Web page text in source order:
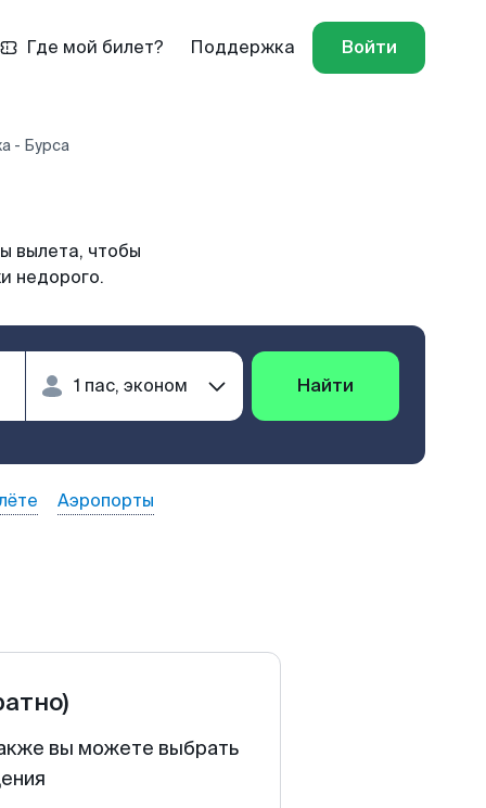
Где мой билет? Поддержка Войти
- Бурса
вылета, чтобы
недорого.
Найти
Аэропорты
вы можете выбрать